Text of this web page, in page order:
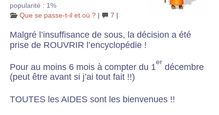
popularité : 1%
Que se passe-t-il et où ? | 7 |
Malgré l’insuffisance de sous, la décision a été
prise de ROUVRIR l’encyclopédie !
Pour au moins 6 mois à compter du 1
er
décembre
(peut être avant si j’ai tout fait !!)
TOUTES les AIDES sont les bienvenues !!